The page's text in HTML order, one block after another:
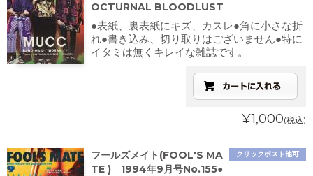
OCTURNAL BLOODLUST
●表紙、裏表紙にキズ、カスレ●角に小さな折
れ●書き込み、切り取りはございません●特に
イタミは無くキレイな雑誌です。
¥1,000(税込)
クリックポスト他可
フールズメイト(FOOL'S MA
TE ) 1994年9月号No.155●